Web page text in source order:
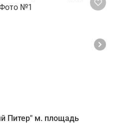
Питер" м. площадь